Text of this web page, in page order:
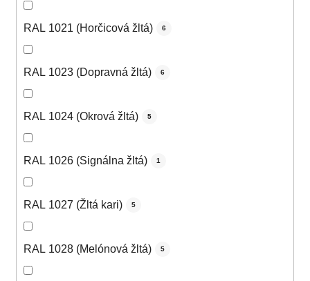
RAL 1021 (Horčicová žltá) 6
RAL 1023 (Dopravná žltá) 6
RAL 1024 (Okrová žltá) 5
RAL 1026 (Signálna žltá) 1
RAL 1027 (Žltá kari) 5
RAL 1028 (Melónová žltá) 5